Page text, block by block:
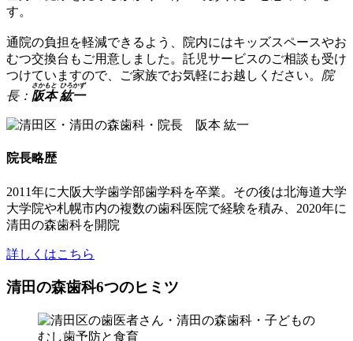
す。
通院の負担を軽減できるよう、院内にはキッズスペースやお
むつ交換台もご用意しました。託児サービスのご相談も受け
つけていますので、ご家族でお気軽にお越しください。 院
長： 阪本
さかもと
紘一
ひろかず
院長略歴
2011年に大阪大学歯学部歯学科を卒業。その後は北海道大学
大学院や札幌市内の複数の歯科医院で経験を積み、2020年に
清田の森歯科を開院
詳しくはこちら
清田の森歯科6つのヒミツ